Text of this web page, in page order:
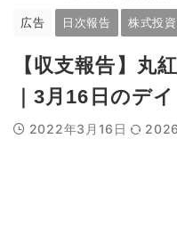
広告 日次報告 株式投資
【収支報告】丸
｜3月16日のデ
2022年3月16日